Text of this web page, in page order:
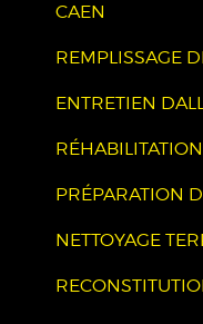
CAEN
REMPLISSAGE
ENTRETIEN
PRÉPARATION
NETTOYAGE